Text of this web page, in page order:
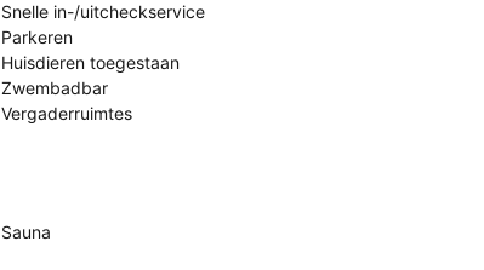
Snelle in-/uitcheckservice
Parkeren
Huisdieren toegestaan
Zwembadbar
Vergaderruimtes
Sauna